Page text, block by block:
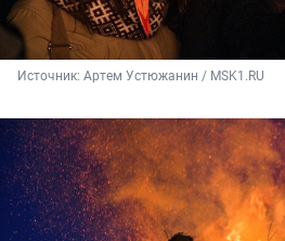
Источник: Артем Устюжанин / MSK1.RU